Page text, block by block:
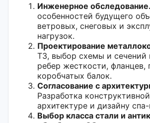
Инженерное обследование.
особенностей будущего
ветровых, снеговых и
нагрузок.
Проектирование
ТЗ, выбор схемы и сечений
ребер жесткости,
коробчатых балок.
Согласование с
Разработка
архитектуре и дизайну
Выбор класса стали и